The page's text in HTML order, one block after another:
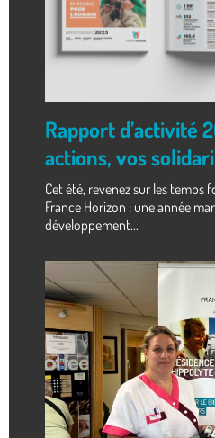
Rapport d’activité
actions, vos
Cet été, revenez sur les temps
France Horizon : une année
développement...